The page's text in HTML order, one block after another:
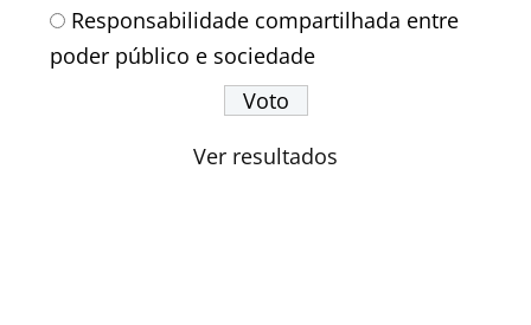
Responsabilidade compartilhada entre
poder público e sociedade
Ver resultados